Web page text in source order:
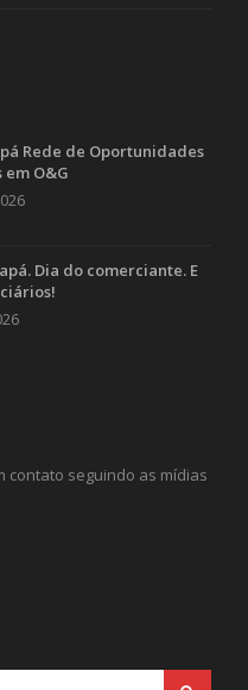
Rede de Oportunidades
O&G
Dia do comerciante. E
contato seguindo as mídias